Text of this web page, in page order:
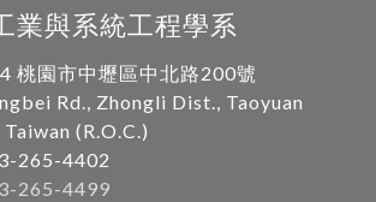
業與系統工程學系
桃園市中壢區中北路200號
Rd., Zhongli Dist., Taoyuan
(R.O.C.)
265-4402
265-4499